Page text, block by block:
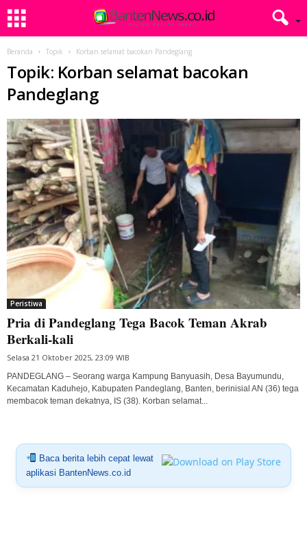
Beranda Topik Korban selamat bacokan Pandeglang
Topik: Korban selamat bacokan
Pandeglang
Peristiwa
Pria di Pandeglang Tega Bacok Teman Akrab
Berkali-kali
Selasa 21 Oktober 2025, 23:09 WIB
PANDEGLANG – Seorang warga Kampung Banyuasih, Desa Bayumundu,
Kecamatan Kaduhejo, Kabupaten Pandeglang, Banten, berinisial AN (36) tega
membacok teman dekatnya, IS (38). Korban selamat...
Baca berita lebih cepat lewat
aplikasi BantenNews.co.id